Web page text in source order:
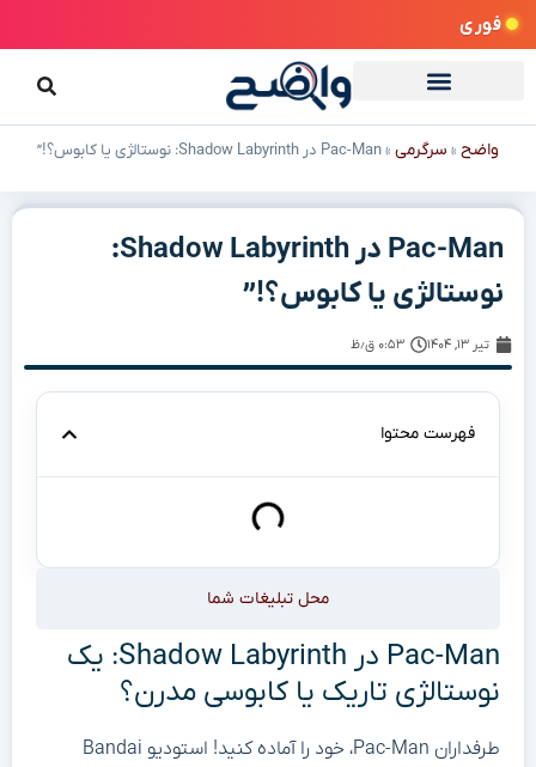
فوری
واضح » سرگرمی »Pac-Man در Shadow Labyrinth: نوستالژی یا کابوس؟!”
Pac-Man در Shadow Labyrinth:
نوستالژی یا کابوس؟!”
تیر ۱۳, ۱۴۰۴ ۰:۵۳ ق٫ظ
فهرست محتوا
محل تبلیغات شما
Pac-Man در Shadow Labyrinth: یک
نوستالژی تاریک یا کابوسی مدرن؟
طرفداران Pac-Man، خود را آماده کنید! استودیو Bandai